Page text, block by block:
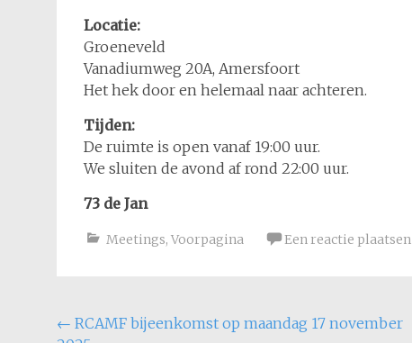
Locatie:
Groeneveld
Vanadiumweg 20A, Amersfoort
Het hek door en helemaal naar achteren.
Tijden:
De ruimte is open vanaf 19:00 uur.
We sluiten de avond af rond 22:00 uur.
73 de Jan
Meetings, Voorpagina Een reactie plaatsen
Bericht
← RCAMF bijeenkomst op maandag 17 november